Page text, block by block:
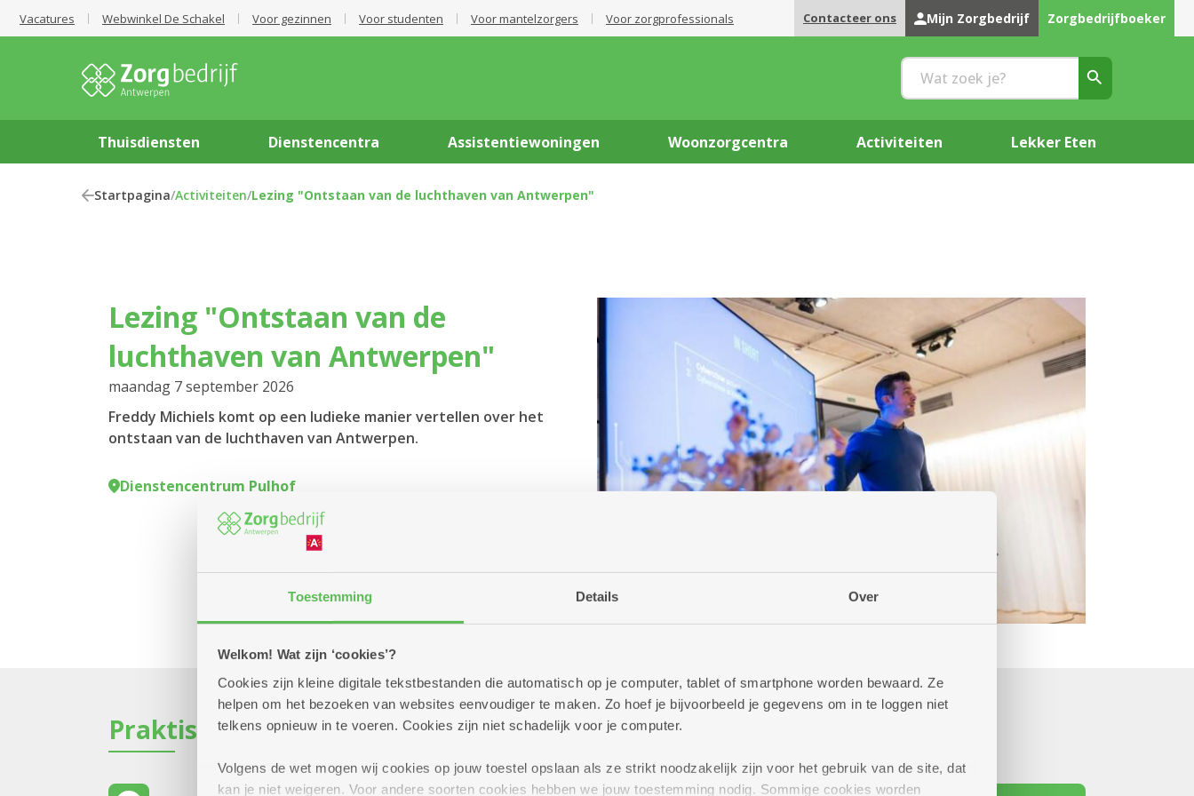
Toestemming Details Over
Welkom! Wat zijn ‘cookies’?
Cookies zijn kleine digitale tekstbestanden die automatisch op je computer, tablet of smartphone worden bewaard. Ze
helpen om het bezoeken van websites eenvoudiger te maken. Zo hoef je bijvoorbeeld je gegevens om in te loggen niet
telkens opnieuw in te voeren. Cookies zijn niet schadelijk voor je computer.
Volgens de wet mogen wij cookies op jouw toestel opslaan als ze strikt noodzakelijk zijn voor het gebruik van de site, dat
kan je niet weigeren. Voor andere soorten cookies hebben we jouw toestemming nodig. Sommige cookies worden
Vacatures Webwinkel De Schakel Voor gezinnen Voor studenten Voor mantelzorgers Voor zorgprofessionals Contacteer ons Mijn Zorgbedrijf Zorgbedrijfboeker
Thuisdiensten Dienstencentra Assistentiewoningen Woonzorgcentra Activiteiten Lekker Eten
Startpagina/Activiteiten/Lezing "Ontstaan van de luchthaven van Antwerpen"
Lezing "Ontstaan van de
luchthaven van Antwerpen"
maandag 7 september 2026
Freddy Michiels komt op een ludieke manier vertellen over het
ontstaan van de luchthaven van Antwerpen.
Dienstencentrum Pulhof
Praktisch